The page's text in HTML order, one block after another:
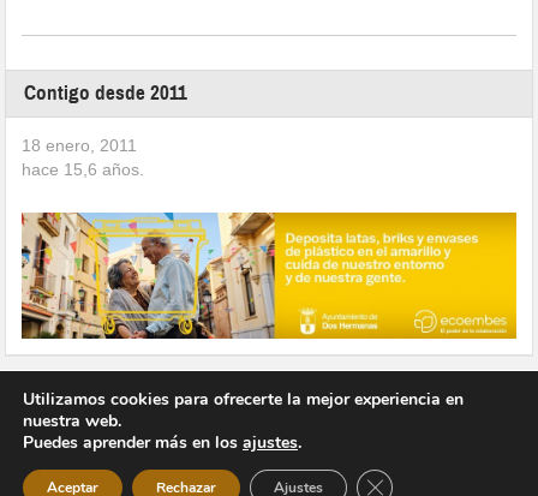
Contigo desde 2011
18 enero, 2011
hace 15,6 años.
Copyright © 2026 Vivir en Montequinto Periódico Digital
Utilizamos cookies para ofrecerte la mejor experiencia en
nuestra web.
Puedes aprender más en los ajustes.
Aceptar Rechazar Ajustes Cerrar el banner de